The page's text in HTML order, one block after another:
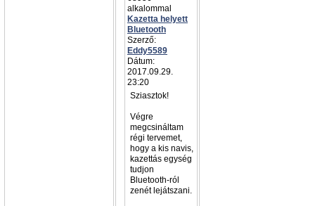
alkalommal
Kazetta helyett
Bluetooth
Szerző:
Eddy5589
Dátum:
2017.09.29.
23:20
Sziasztok!
Végre
megcsináltam
régi tervemet,
hogy a kis navis,
kazettás egység
tudjon
Bluetooth-ról
zenét lejátszani.